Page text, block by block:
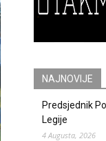
NAJNOVIJE
Predsjednik
Legije
4 Augusta, 2026